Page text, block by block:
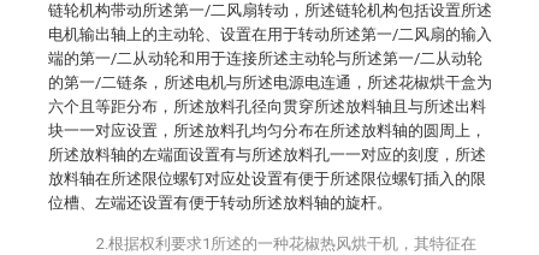
链轮机构带动所述第一/二风扇转动，所述链轮机构包括设置所述
电机输出轴上的主动轮、设置在用于转动所述第一/二风扇的输入
端的第一/二从动轮和用于连接所述主动轮与所述第一/二从动轮
的第一/二链条，所述电机与所述电源电连通，所述花椒烘干盒为
六个且等距分布，所述放料孔径向贯穿所述放料轴且与所述出料
块一一对应设置，所述放料孔均匀分布在所述放料轴的圆周上，
所述放料轴的左端面设置有与所述放料孔一一对应的刻度，所述
放料轴在所述限位螺钉对应处设置有便于所述限位螺钉插入的限
位槽、左端还设置有便于转动所述放料轴的旋杆。
2.根据权利要求1所述的一种花椒热风烘干机，其特征在